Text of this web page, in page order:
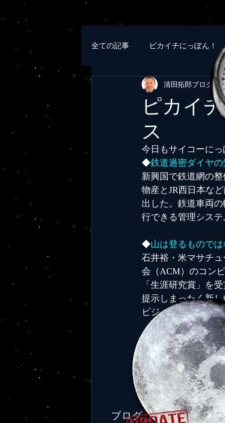
ブログ
全ての記事 ピカイチにっぽん！
ピカイ
ス
清田拓郎ブログ
今日もサイコーに
◆鉄道過密ダイヤ
新興国で鉄道網の
物産とJR西日本な
出した。鉄道車両
行できる管理シス
◆山は登るもので
石井裕・米マサチ
会（ACM）のコン
「生涯研究賞」を
提示しまったく新
ビジョンこそ大事
◆アステラスなど4
アステラス製薬な
てもらう仕組みの
が対象だ。今後も
不可欠と判断した
ピカイチにっぽん！